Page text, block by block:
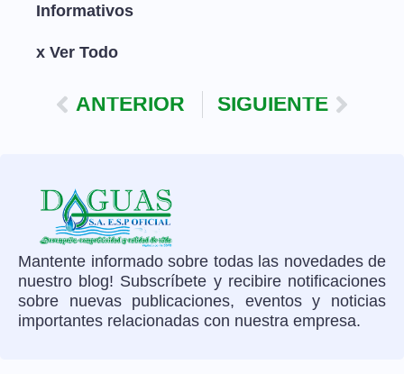
Informativos
x Ver Todo
ANTERIOR SIGUIENTE
Mantente informado sobre todas las novedades de
nuestro blog! Subscríbete y recibire notificaciones
sobre nuevas publicaciones, eventos y noticias
importantes relacionadas con nuestra empresa.